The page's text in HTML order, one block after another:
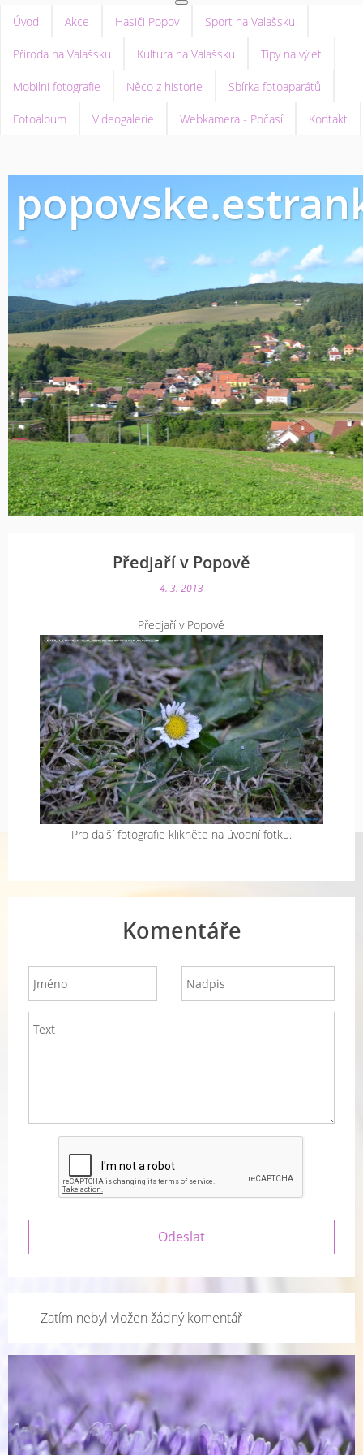
Úvod Akce Hasiči Popov Sport na Valašsku
Příroda na Valašsku Kultura na Valašsku Tipy na výlet
Mobilní fotografie Něco z historie Sbírka fotoaparátů
Fotoalbum Videogalerie Webkamera - Počasí Kontakt
Předjaří v Popově
4. 3. 2013
Předjaří v Popově
Pro další fotografie klikněte na úvodní fotku.
Komentáře
Zatím nebyl vložen žádný komentář